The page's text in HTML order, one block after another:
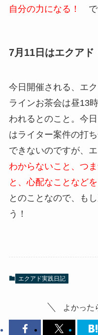
自分の力になる！ で
7月11日はエクアド
今日開催される、エ
ラインお茶会は昼13
われるとのこと。今
はライター案件の打
できないのですが、
わからないこと、つ
と、心配なことなど
とのことなので、も
う！
エクアド実践日記
よかった